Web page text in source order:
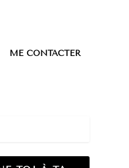
ME CONTACTER